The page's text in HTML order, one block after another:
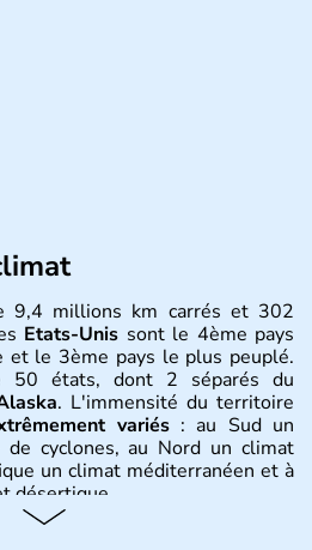
9,4 millions km carrés et 302
Etats-Unis sont le 4ème pays
et le 3ème pays le plus peuplé.
50 états, dont 2 séparés du
. L'immensité du territoire
variés: au Sud un
cyclones, au Nord un climat
un climat méditerranéen et à
désertique.